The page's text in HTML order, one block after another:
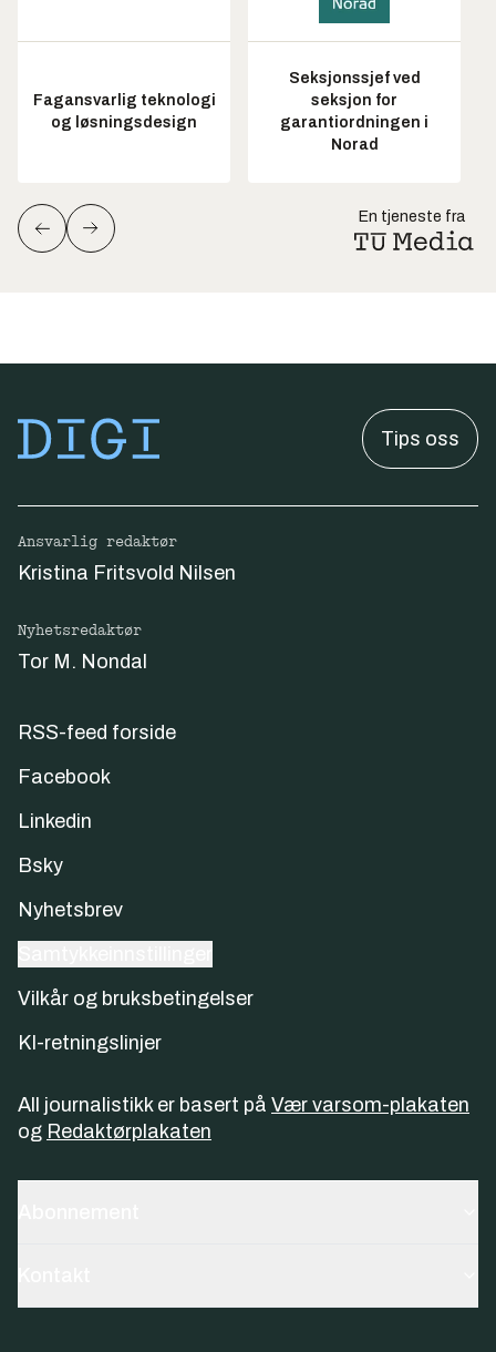
Fagansvarlig teknologi
og løsningsdesign
Seksjonssjef ved
seksjon for
garantiordningen i
Norad
En tjeneste fra
Tips oss
Ansvarlig redaktør
Kristina Fritsvold Nilsen
Nyhetsredaktør
Tor M. Nondal
RSS-feed forside
Facebook
Linkedin
Bsky
Nyhetsbrev
Vilkår og bruksbetingelser
KI-retningslinjer
All journalistikk er basert på Vær varsom-plakaten
og Redaktørplakaten